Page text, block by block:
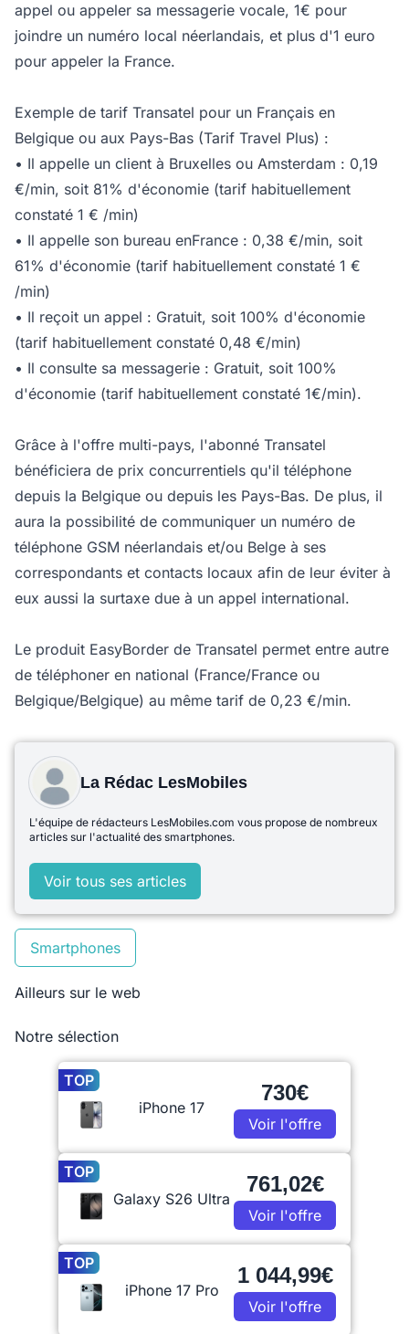
appel ou appeler sa messagerie vocale, 1€ pour
joindre un numéro local néerlandais, et plus d'1 euro
pour appeler la France.
Exemple de tarif Transatel pour un Français en
Belgique ou aux Pays-Bas (Tarif Travel Plus) :
• Il appelle un client à Bruxelles ou Amsterdam : 0,19
€/min, soit 81% d'économie (tarif habituellement
constaté 1 € /min)
• Il appelle son bureau enFrance : 0,38 €/min, soit
61% d'économie (tarif habituellement constaté 1 €
/min)
• Il reçoit un appel : Gratuit, soit 100% d'économie
(tarif habituellement constaté 0,48 €/min)
• Il consulte sa messagerie : Gratuit, soit 100%
d'économie (tarif habituellement constaté 1€/min).
Grâce à l'offre multi-pays, l'abonné Transatel
bénéficiera de prix concurrentiels qu'il téléphone
depuis la Belgique ou depuis les Pays-Bas. De plus, il
aura la possibilité de communiquer un numéro de
téléphone GSM néerlandais et/ou Belge à ses
correspondants et contacts locaux afin de leur éviter à
eux aussi la surtaxe due à un appel international.
Le produit EasyBorder de Transatel permet entre autre
de téléphoner en national (France/France ou
Belgique/Belgique) au même tarif de 0,23 €/min.
La Rédac LesMobiles
L'équipe de rédacteurs LesMobiles.com vous propose de nombreux
articles sur l'actualité des smartphones.
Voir tous ses articles
Smartphones
Ailleurs sur le web
Notre sélection
TOP
iPhone 17
730€
Voir l'offre
TOP
Galaxy S26 Ultra
761,02€
Voir l'offre
TOP
iPhone 17 Pro
1 044,99€
Voir l'offre